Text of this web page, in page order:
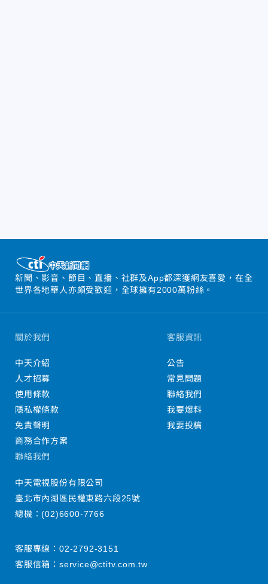
新聞、影音、節目、直播、社群及App都深獲網友喜愛，在全
世界各地華人亦頗受歡迎，全球擁有2000萬粉絲。
關於我們
中天介紹
人才招募
使用條款
隱私權條款
免責聲明
商務合作方案
客服資訊
公告
常見問題
聯絡我們
我要爆料
我要投稿
聯絡我們
中天電視股份有限公司
臺北市內湖區民權東路六段25號
總機：(02)6600-7766
客服專線： 02-2792-3151
客服信箱： service@ctitv.com.tw